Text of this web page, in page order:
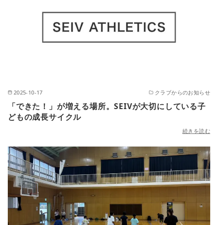
2025-10-17 クラブからのお知らせ
「できた！」が増える場所。SEIVが大切にしている子
どもの成長サイクル
続きを読む